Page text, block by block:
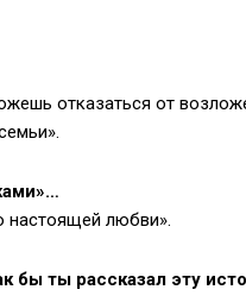
отказаться от
настоящей любви».
ты рассказал эту